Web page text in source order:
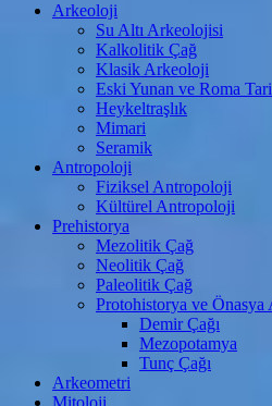
Arkeoloji
Su Altı Arkeolojisi
Kalkolitik Çağ
Klasik Arkeoloji
Eski Yunan ve Roma
Heykeltraşlık
Mimari
Seramik
Antropoloji
Fiziksel Antropoloji
Kültürel Antropoloji
Prehistorya
Mezolitik Çağ
Neolitik Çağ
Paleolitik Çağ
Protohistorya ve Önasya
Demir Çağı
Mezopotamya
Tunç Çağı
Arkeometri
Mitoloji